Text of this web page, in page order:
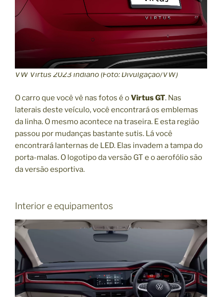
VW Virtus 2023 indiano (Foto: Divulgação/VW)
O carro que você vê nas fotos é oVirtus GT. Nas
laterais deste veículo, você encontrará os emblemas
da linha. O mesmo acontece na traseira. E esta região
passou por mudanças bastante sutis. Lá você
encontrará lanternas de LED. Elas invadem a tampa do
porta-malas. O logotipo da versão GT e o aerofólio são
da versão esportiva.
Interior e equipamentos